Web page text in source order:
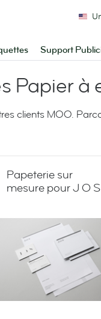
Support
Papier à
clients MOO.
Papeterie sur
mesure pour J O S